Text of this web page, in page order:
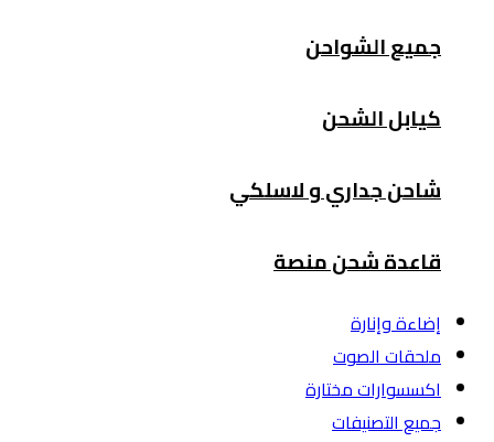
جميع الشواحن
كيابل الشحن
شاحن جداري و لاسلكي
قاعدة شحن منصة
إضاءة وإنارة
ملحقات الصوت
اكسسوارات مختارة
جميع التصنيفات